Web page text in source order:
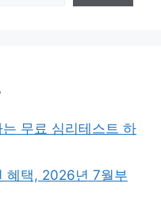
무료 심리테스트 하
혜택, 2026년 7월부